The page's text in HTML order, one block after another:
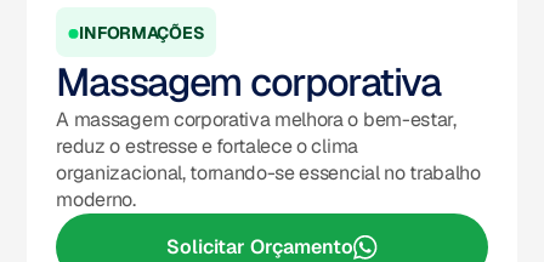
INFORMAÇÕES
Massagem corporativa
A massagem corporativa melhora o bem-estar,
reduz o estresse e fortalece o clima
organizacional, tornando-se essencial no trabalho
moderno.
Solicitar Orçamento